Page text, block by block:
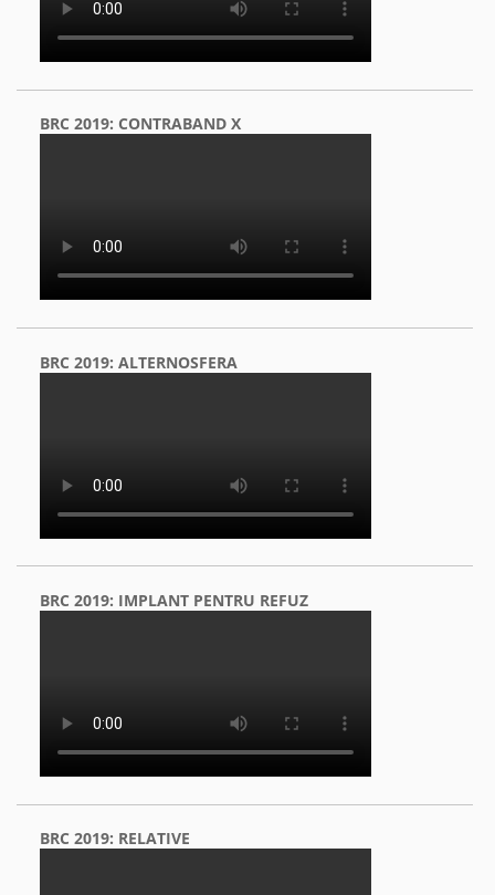
BRC 2019: CONTRABAND X
BRC 2019: ALTERNOSFERA
BRC 2019: IMPLANT PENTRU REFUZ
BRC 2019: RELATIVE